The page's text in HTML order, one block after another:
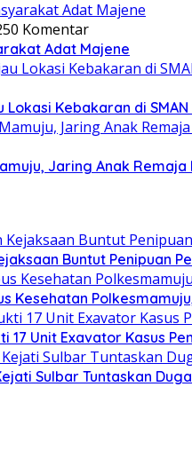
0 Komentar
Adat Majene
Kebakaran di SMAN
Jaring Anak Remaja
Buntut Penipuan
Kesehatan
17 Unit Exavator Kasus
Sulbar Tuntaskan